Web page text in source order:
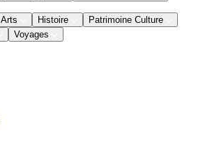
Arts Histoire
Patrimoine Culture
Voyages